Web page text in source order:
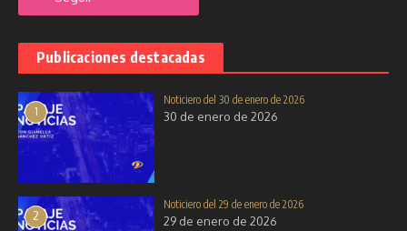
Publicaciones destacadas
1
Noticiero del 30 de enero de 2026
30 de enero de 2026
2
Noticiero del 29 de enero de 2026
29 de enero de 2026